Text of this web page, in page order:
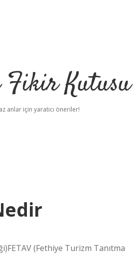
Kutusu
anlar için yaratıcı öneriler!
(Fethiye Turizm Tanıtma